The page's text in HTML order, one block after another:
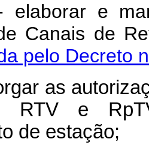
e manter
Canais de
pelo Decreto
as
RTV e
de estação;